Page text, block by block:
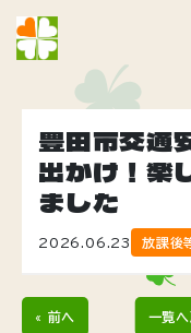
豊田市交通
出かけ！楽
ました
2026.06.23 放課後
« 前へ 一覧